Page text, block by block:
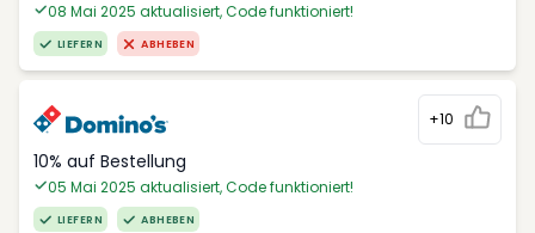
08 Mai 2025 aktualisiert, Code funktioniert!
LIEFERN ABHEBEN
+10
10% auf Bestellung
05 Mai 2025 aktualisiert, Code funktioniert!
LIEFERN ABHEBEN